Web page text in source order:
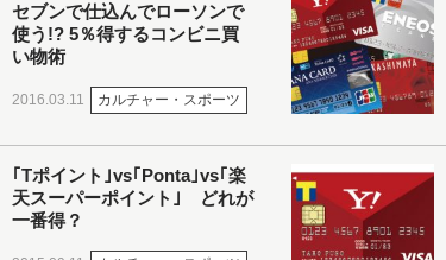
セブンで仕込んでローソンで
使う!? 5％得するコンビニ買
い物術
2016.03.11 カルチャー・スポーツ
｢Tポイント｣vs｢Ponta｣vs｢楽
天スーパーポイント｣ どれが
一番得？